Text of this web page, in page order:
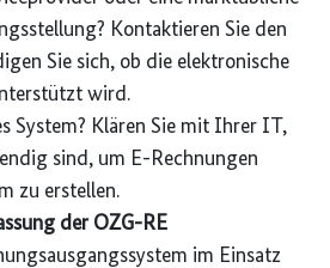
Kontaktieren Sie den
Sie sich, ob die elektronische
wird.
System? Klären Sie mit Ihrer IT,
sind, um E-Rechnungen
zu erstellen.
der OZG-RE
im Einsatz